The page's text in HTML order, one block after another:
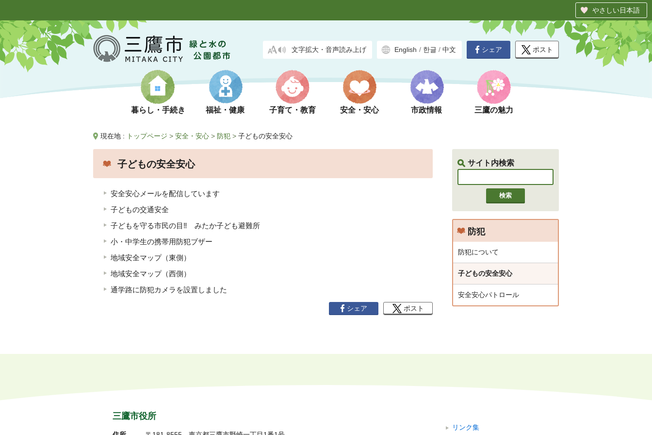
やさしい日本語
文字拡大・音声読み上げ English / 한글 / 中文
暮らし・手続き 福祉・健康 子育て・教育 安全・安心 市政情報 三鷹の魅力
シェア ポスト
現在地 : トップページ > 安全・安心 > 防犯 > 子どもの安全安心
サイト内検索
子どもの安全安心
安全安心メールを配信しています
子どもの交通安全
子どもを守る市民の目‼ みたか子ども避難所
小・中学生の携帯用防犯ブザー
地域安全マップ（東側）
地域安全マップ（西側）
通学路に防犯カメラを設置しました
シェア ポスト
防犯
防犯について
子どもの安全安心
安全安心パトロール
リンク集
三鷹市役所